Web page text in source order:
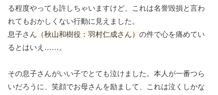
る程度やっても許しちゃいますけど、これは名誉毀損と言わ
れてもおかしくない行動に見えました。
息子さん（秋山和樹役：羽村仁成さん）の件で心を痛めてい
るとはいえ……。
その息子さんがいい子でとても泣けました。本人が一番つら
いだろうに、笑顔でお母さんを励まして、これは泣くしかな